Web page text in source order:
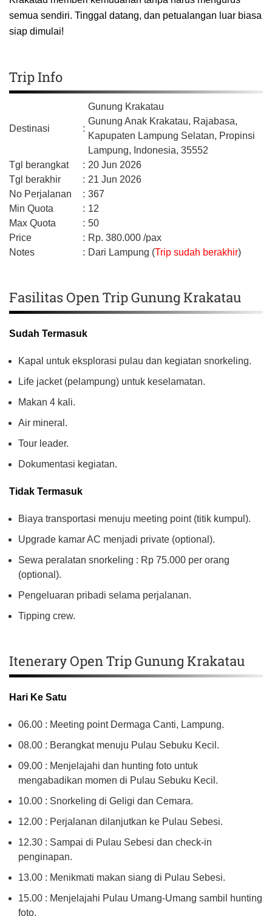
semua sendiri. Tinggal datang, dan petualangan luar biasa
siap dimulai!
Trip Info
Destinasi :
Gunung Krakatau
Gunung Anak Krakatau, Rajabasa,
Kapupaten Lampung Selatan, Propinsi
Lampung, Indonesia, 35552
Tgl berangkat
: 20 Jun 2026
Tgl berakhir
: 21 Jun 2026
No Perjalanan
: 367
Min Quota
: 12
Max Quota
: 50
Price
: Rp. 380.000 /pax
Notes
: Dari Lampung (Trip sudah berakhir)
Fasilitas Open Trip Gunung Krakatau
Sudah Termasuk
Kapal untuk eksplorasi pulau dan kegiatan snorkeling.
Life jacket (pelampung) untuk keselamatan.
Makan 4 kali.
Air mineral.
Tour leader.
Dokumentasi kegiatan.
Tidak Termasuk
Biaya transportasi menuju meeting point (titik kumpul).
Upgrade kamar AC menjadi private (optional).
Sewa peralatan snorkeling : Rp 75.000 per orang
(optional).
Pengeluaran pribadi selama perjalanan.
Tipping crew.
Itenerary Open Trip Gunung Krakatau
Hari Ke Satu
06.00 : Meeting point Dermaga Canti, Lampung.
08.00 : Berangkat menuju Pulau Sebuku Kecil.
09.00 : Menjelajahi dan hunting foto untuk
mengabadikan momen di Pulau Sebuku Kecil.
10.00 : Snorkeling di Geligi dan Cemara.
12.00 : Perjalanan dilanjutkan ke Pulau Sebesi.
12.30 : Sampai di Pulau Sebesi dan check-in
penginapan.
13.00 : Menikmati makan siang di Pulau Sebesi.
15.00 : Menjelajahi Pulau Umang-Umang sambil hunting
foto.